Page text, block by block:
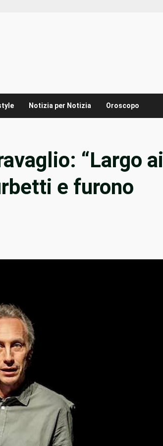
Notizia per Notizia Oroscopo
“Largo ai
e furono